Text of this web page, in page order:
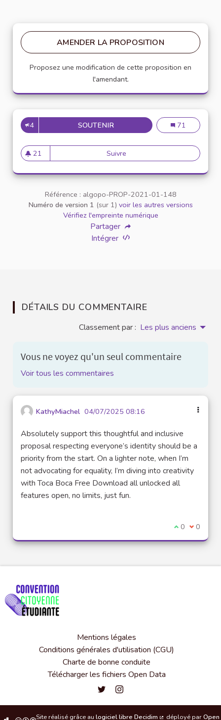
AMENDER LA PROPOSITION
Proposez une modification de cette proposition en
l'amendant.
4 SOUTENIRAPPELLATION PERSONNE
Appellation
71
21
21 abonnés
Suivre Appellation personne
Référence : algopo-PROP-2021-01-148
Numéro de version 1 (sur 1) voir les autres versions
Vérifiez l'empreinte numérique
Partager
Intégrer
DÉTAILS DU COMMENTAIRE
Classement par : Les plus anciens
Vous ne voyez qu'un seul commentaire
Voir tous les commentaires
KathyMiachel 04/07/2025 08:16
Absolutely support this thoughtful and inclusive
proposal respecting everyone’s identity should be a
priority from the start. On a lighter note, when I’m
not advocating for equality, I’m diving into creativity
with Toca Boca Free Download all unlocked all
features open, no limits, just fun.
Je suis
0 Je ne
0
Mentions légales
Conditions générales d'utilisation (CGU)
Charte de bonne conduite
Télécharger les fichiers Open Data
Convention citoyenne étudiante
Convention citoyenne
Site réalisé grâce au logiciel libre Decidim déployé parOpen